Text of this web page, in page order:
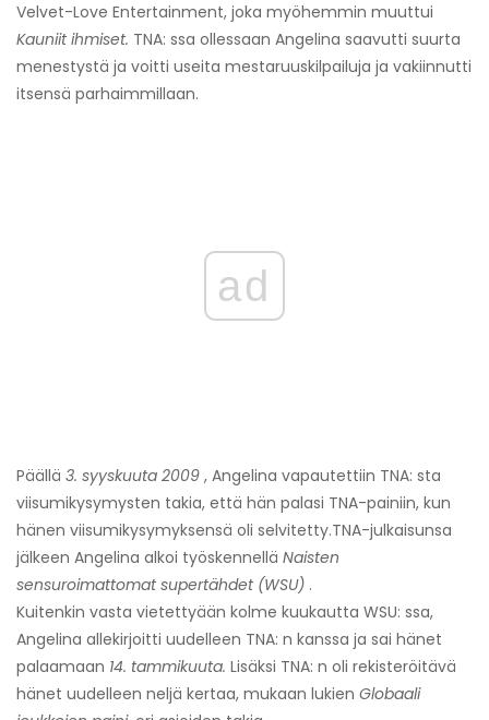
Velvet-Love Entertainment, joka myöhemmin muuttui
Kauniit ihmiset. TNA: ssa ollessaan Angelina saavutti suurta
menestystä ja voitti useita mestaruuskilpailuja ja vakiinnutti
itsensä parhaimmillaan.
ad
Päällä 3. syyskuuta 2009 , Angelina vapautettiin TNA: sta
viisumikysymysten takia, että hän palasi TNA-painiin, kun
hänen viisumikysymyksensä oli selvitetty.TNA-julkaisunsa
jälkeen Angelina alkoi työskennellä Naisten
sensuroimattomat supertähdet (WSU) .
Kuitenkin vasta vietettyään kolme kuukautta WSU: ssa,
Angelina allekirjoitti uudelleen TNA: n kanssa ja sai hänet
palaamaan 14. tammikuuta. Lisäksi TNA: n oli rekisteröitävä
hänet uudelleen neljä kertaa, mukaan lukien Globaali